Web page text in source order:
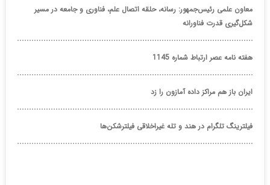
معاون علمی رئیس‌جمهور: رسانه، حلقه اتصال علم، فناوری و جامعه در مسیر
شکل‌گیری قدرت فناورانه
هفته نامه عصر ارتباط شماره 1145
ایران باز هم مراکز داده آمازون را زد
فیلترینگ تلگرام در هند و تله غیراخلاقی فیلترشکن‌ها